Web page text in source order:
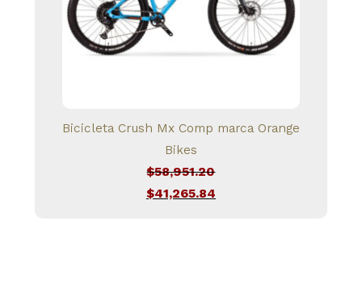
Bicicleta Crush Mx Comp marca Orange
Bikes
$58,951.20
El
$41,265.84